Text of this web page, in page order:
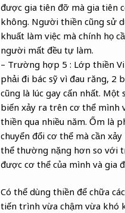
được gia tiên đỡ mà gia tiên
không. Người thiền cũng sử
khuất làm việc mà chính họ
người mất đều tự làm.
– Trường hợp 5 : Lớp thiền
phải đi bác sỹ vì đau răng, 2
cũng là lúc gay cấn nhất. Một
biến xảy ra trên cơ thể mình
thiền qua nhiều năm. Ốm là
chuyển đổi cơ thể mà cần
thể thường nặng hơn so với
được cơ thể của mình và gia
Có thể dùng thiền để chữa
tiến trình vừa chậm vừa khó